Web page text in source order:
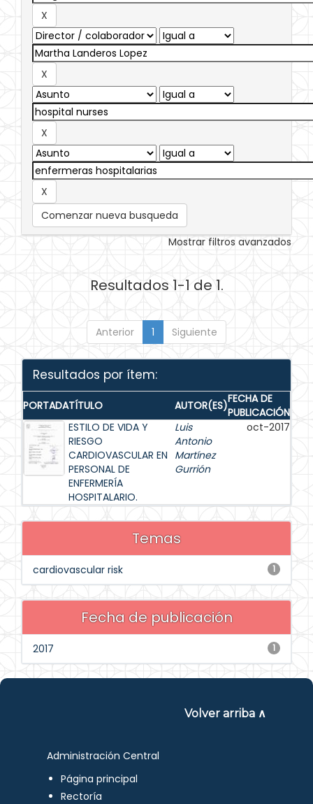
Comenzar nueva busqueda
Mostrar filtros avanzados
Resultados 1-1 de 1.
Anterior 1 Siguiente
Resultados por ítem:
PORTADATÍTULO AUTOR(ES)FECHA DE
PUBLICACIÓN
ESTILO DE VIDA Y
RIESGO
CARDIOVASCULAR EN
PERSONAL DE
ENFERMERÍA
HOSPITALARIO.
Luis
Antonio
Martínez
Gurrión
oct-2017
Temas
1
cardiovascular risk
Fecha de publicación
1
2017
Volver arriba ∧
Administración Central
Página principal
Rectoría